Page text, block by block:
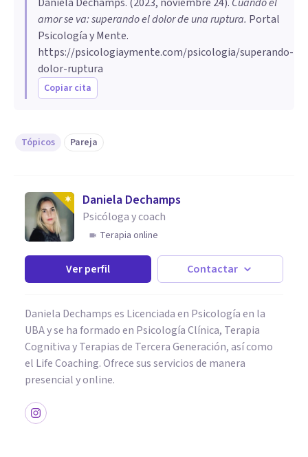
amor se va: superando el dolor de una ruptura. Portal
Psicología y Mente.
https://psicologiaymente.com/psicologia/superando-
dolor-ruptura
Copiar cita
Tópicos Pareja
Daniela Dechamps
Psicóloga y coach
Terapia online
Ver perfil Contactar
Daniela Dechamps es Licenciada en Psicología en la
UBA y se ha formado en Psicología Clínica, Terapia
Cognitiva y Terapias de Tercera Generación, así como
el Life Coaching. Ofrece sus servicios de manera
presencial y online.